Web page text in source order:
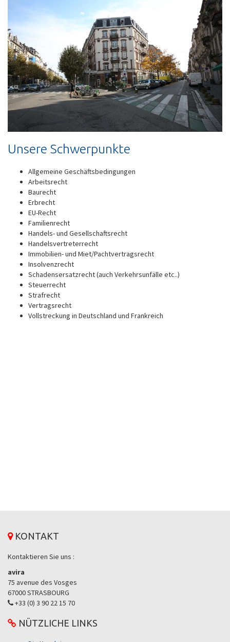
Unsere Schwerpunkte
Allgemeine Geschäftsbedingungen
Arbeitsrecht
Baurecht
Erbrecht
EU-Recht
Familienrecht
Handels- und Gesellschaftsrecht
Handelsvertreterrecht
Immobilien- und Miet/Pachtvertragsrecht
Insolvenzrecht
Schadensersatzrecht (auch Verkehrsunfälle etc..)
Steuerrecht
Strafrecht
Vertragsrecht
Vollstreckung in Deutschland und Frankreich
KONTAKT
Kontaktieren Sie uns :
avira
75 avenue des Vosges
67000 STRASBOURG
+33 (0) 3 90 22 15 70
NÜTZLICHE LINKS